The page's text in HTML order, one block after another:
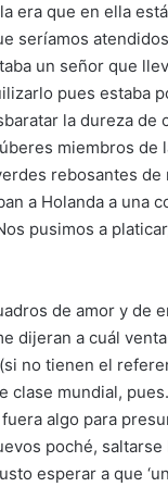
era que en ella
seríamos
un señor que
pues estaba
la dureza
miembros de
rebosantes
a Holanda a una
pusimos a
de amor y de
dijeran a cuál
no tienen el
clase mundial,
algo para
poché,
esperar a que